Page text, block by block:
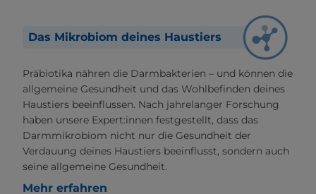
Das Mikrobiom deines Haustiers
Präbiotika nähren die Darmbakterien – und können die
allgemeine Gesundheit und das Wohlbefinden deines
Haustiers beeinflussen. Nach jahrelanger Forschung
haben unsere Expert:innen festgestellt, dass das
Darmmikrobiom nicht nur die Gesundheit der
Verdauung deines Haustiers beeinflusst, sondern auch
seine allgemeine Gesundheit.
Mehr erfahren